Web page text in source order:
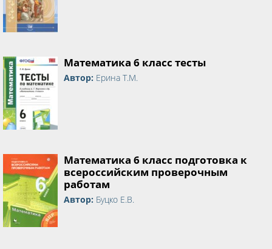
Математика 6 класс тесты
Автор: Ерина Т.М.
Математика 6 класс подготовка к
всероссийским проверочным
работам
Автор: Буцко Е.В.